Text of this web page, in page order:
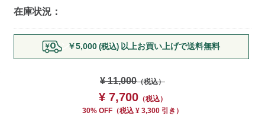
在庫状況：
Add
cart
￥5,000 (税込) 以上お買い上げで送料無料
¥ 11,000（税込）
¥ 7,700（税込）
30% OFF （税込 ¥ 3,300 引き）